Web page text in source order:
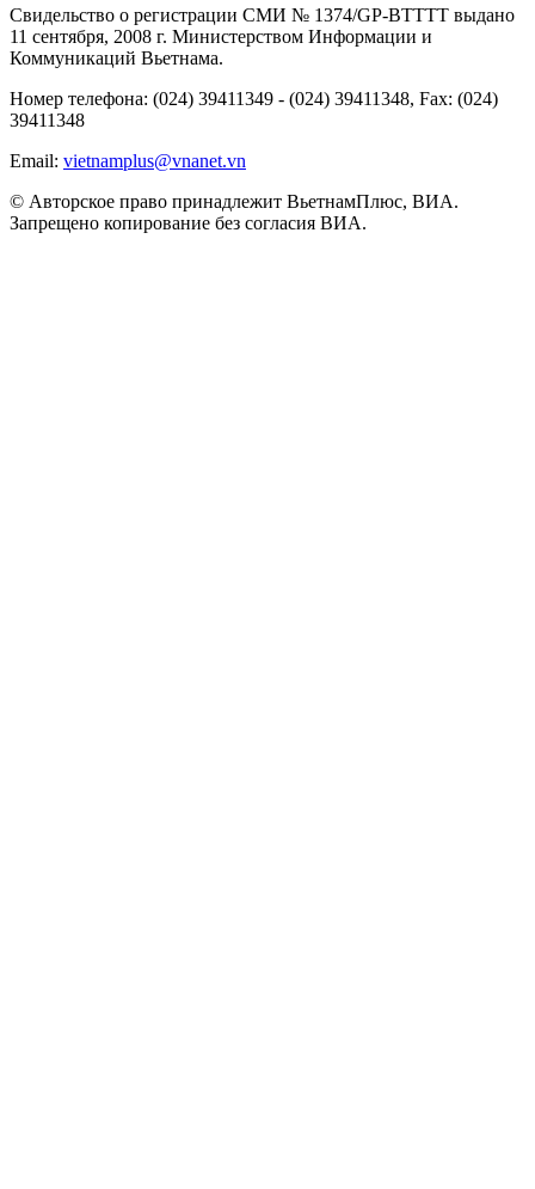
Свидельство о регистрации СМИ № 1374/GP-BTTTT выдано
11 сентября, 2008 г. Министерством Информации и
Коммуникаций Вьетнама.
Номер телефона: (024) 39411349 - (024) 39411348, Fax: (024)
39411348
Email: vietnamplus@vnanet.vn
© Авторское право принадлежит ВьетнамПлюс, ВИА.
Запрещено копирование без согласия ВИА.